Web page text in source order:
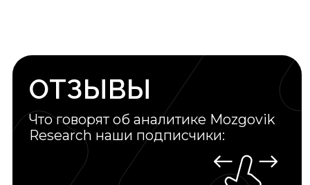
Будь в курсе
всех новостей
Здесь вы можете задать вопрос
про аналитику Mozgovik Research